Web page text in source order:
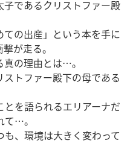
であるクリストファー殿
の出産」という本を手に
が走る。
の理由とは…。
トファー殿下の母である
を語られるエリアーナだ
て…。
、環境は大きく変わって